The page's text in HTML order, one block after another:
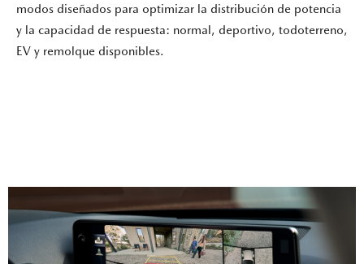
modos diseñados para optimizar la distribución de potencia
y la capacidad de respuesta: normal, deportivo, todoterreno,
EV y remolque disponibles.